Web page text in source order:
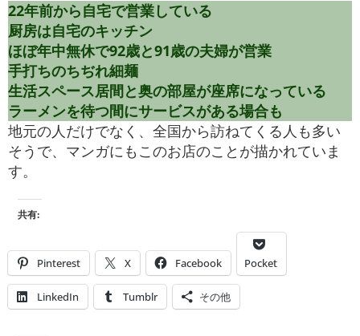
22年前から自宅で営業している
厨房は自宅のキッチン
ほぼ年中無休で92歳と91歳の夫婦が営業
手打ちのちぢれ細麺
生活スペース居間と奥の部屋が座席になっている
ラーメンを待つ間にサービスがある場合も
地元の人だけでなく、全国から訪ねてくる人も多い
そうで、マンガにもこのお店のことが描かれていま
す。
共有:
Pinterest X Facebook Pocket
LinkedIn Tumblr その他